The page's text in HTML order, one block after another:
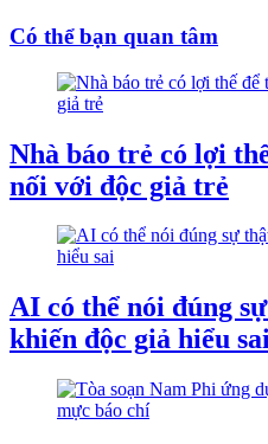
Có thể bạn quan tâm
Nhà báo trẻ có lợi
nối với độc giả trẻ
AI có thể nói đúng
khiến độc giả hiểu